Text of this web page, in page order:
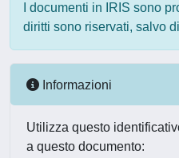
I documenti in IRIS sono
diritti sono riservati, salvo
Informazioni
Utilizza questo
a questo documento: